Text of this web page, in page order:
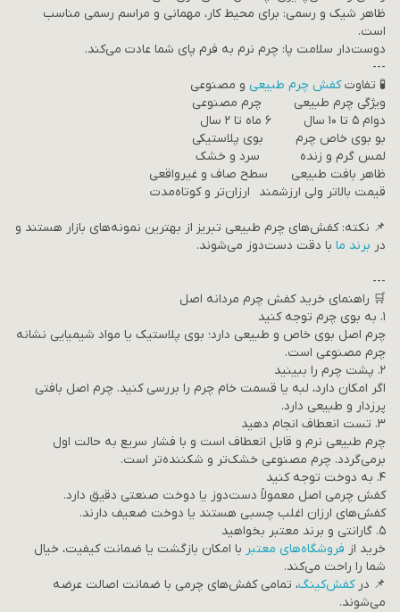
ظاهر شیک و رسمی: برای محیط کار، مهمانی و مراسم رسمی مناسب
است.
دوست‌دار سلامت پا: چرم نرم به فرم پای شما عادت می‌کند.
---
🧪 تفاوتکفش چرم طبیعی و مصنوعی
ویژگی چرم طبیعی چرم مصنوعی
دوام ۵ تا ۱۰ سال ۶ ماه تا ۲ سال
بو بوی خاص چرم بوی پلاستیکی
لمس گرم و زنده سرد و خشک
ظاهر بافت طبیعی سطح صاف و غیرواقعی
قیمت بالاتر ولی ارزشمند ارزان‌تر و کوتاه‌مدت
📌 نکته: کفش‌های چرم طبیعی تبریز از بهترین نمونه‌های بازار هستند و
در برند ما با دقت دست‌دوز می‌شوند.
---
🛒 راهنمای خرید کفش چرم مردانه اصل
۱. به بوی چرم توجه کنید
چرم اصل بوی خاص و طبیعی دارد؛ بوی پلاستیک یا مواد شیمیایی نشانه
چرم مصنوعی است.
۲. پشت چرم را ببینید
اگر امکان دارد، لبه یا قسمت خام چرم را بررسی کنید. چرم اصل بافتی
پرزدار و طبیعی دارد.
۳. تست انعطاف انجام دهید
چرم طبیعی نرم و قابل انعطاف است و با فشار سریع به حالت اول
برمی‌گردد. چرم مصنوعی خشک‌تر و شکننده‌تر است.
۴. به دوخت توجه کنید
کفش چرمی اصل معمولاً دست‌دوز یا دوخت صنعتی دقیق دارد.
کفش‌های ارزان اغلب چسبی هستند یا دوخت ضعیف دارند.
۵. گارانتی و برند معتبر بخواهید
خرید از فروشگاه‌های معتبر با امکان بازگشت یا ضمانت کیفیت، خیال
شما را راحت می‌کند.
📌 درکفش‌کینگ، تمامی کفش‌های چرمی با ضمانت اصالت عرضه
می‌شوند.